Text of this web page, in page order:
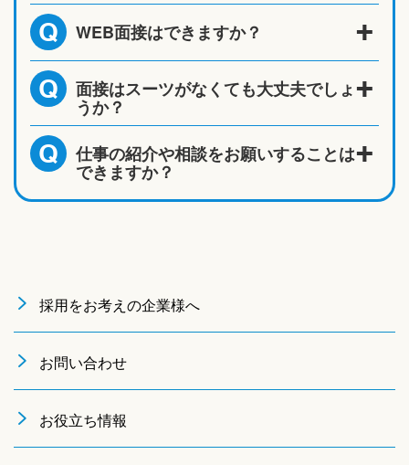
Q WEB面接はできますか？
Q 面接はスーツがなくても大丈夫でしょ
うか？
Q 仕事の紹介や相談をお願いすることは
できますか？
採用をお考えの企業様へ
お問い合わせ
お役立ち情報